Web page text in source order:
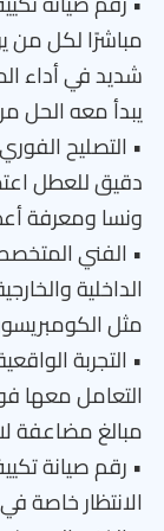
مباشرًا لكل من
شديد في أداء
يبدأ معه الحل
• التصليح
دقيق للعطل
ونسا ومعرفة
• الفني
الداخلية
مثل
• التجربة
التعامل معها
مبالغ مضاعفة
• رقم صيانة
الانتظار خاصة